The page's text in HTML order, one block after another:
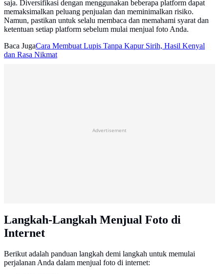
saja. Diversifikasi dengan menggunakan beberapa platform dapat
memaksimalkan peluang penjualan dan meminimalkan risiko.
Namun, pastikan untuk selalu membaca dan memahami syarat dan
ketentuan setiap platform sebelum mulai menjual foto Anda.
Baca JugaCara Membuat Lupis Tanpa Kapur Sirih, Hasil Kenyal
dan Rasa Nikmat
Advertisement
Langkah-Langkah Menjual Foto di
Internet
Berikut adalah panduan langkah demi langkah untuk memulai
perjalanan Anda dalam menjual foto di internet: